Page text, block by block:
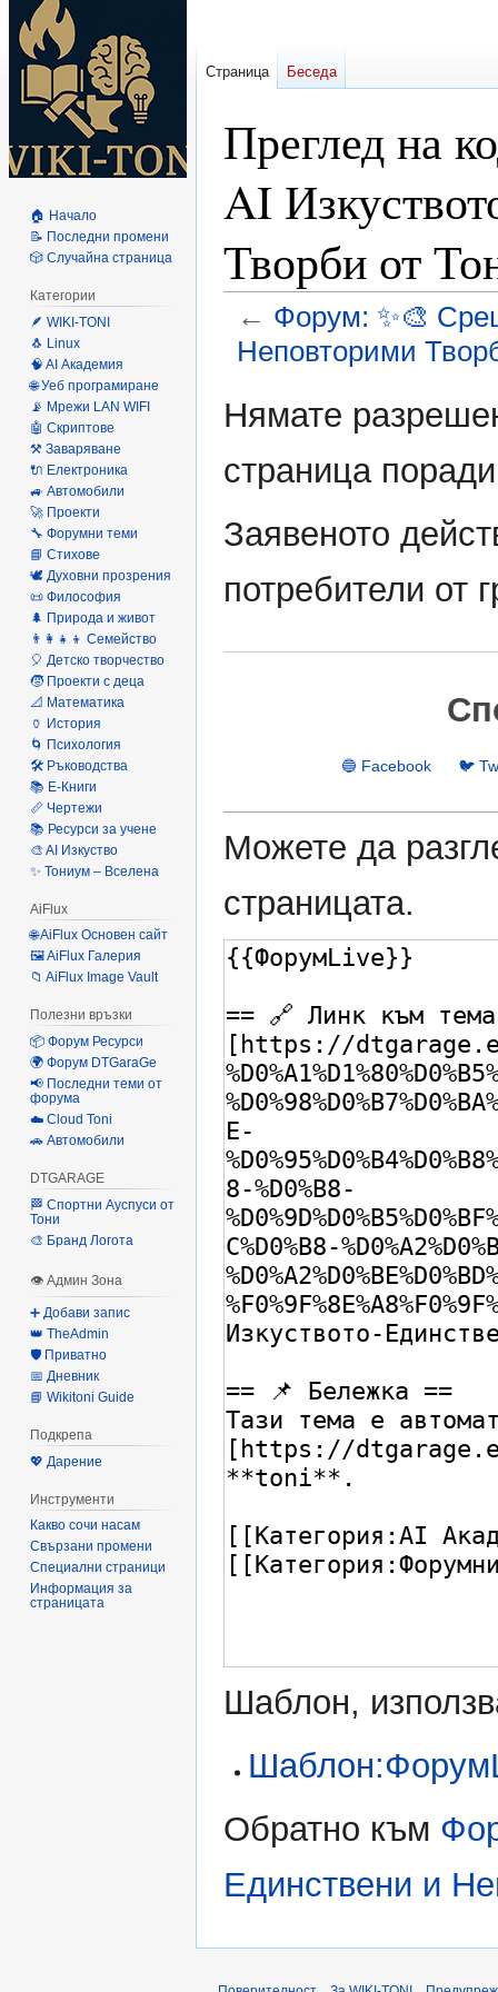
Преглед на
AI
Творби от
← Форум: ✨🎨
Неповторими
към
към
Нямате
страница
Заявеното
потребители от
🔵 Facebook 🐦
Можете да
страницата.
Шаблон,
Обратно към
Единствени и
Страница Беседа
🏠 Начало
📝 Последни промени
🎲 Случайна страница
Категории
🪶 WIKI-TONI
🐧 Linux
🧠 AI Академия
🌐 Уеб програмиране
📡 Мрежи LAN WIFI
🤖 Скриптове
⚒️ Заваряване
🔌 Електроника
🚙 Автомобили
🚀 Проекти
🔧 Форумни теми
📘 Стихове
🕊️ Духовни прозрения
📜 Философия
🌲 Природа и живот
👨‍👩‍👧‍👦 Семейство
🎈 Детско творчество
🧒 Проекти с деца
📐 Математика
🏺 История
🌀 Психология
🛠️ Ръководства
📚 Е-Книги
📏 Чертежи
📚 Ресурси за учене
🎨 AI Изкуство
✨ Тониум – Вселена
AiFlux
🌐 AiFlux Основен сайт
🖼️ AiFlux Галерия
📁 AiFlux Image Vault
Полезни връзки
📦 Форум Ресурси
🌍 Форум DTGaraGe
📢 Последни теми от
форума
☁️ Cloud Toni
🚗 Автомобили
DTGARAGE
🏁 Спортни Ауспуси от
Тони
🎨 Бранд Логота
👁 Админ Зона
➕ Добави запис
👑 TheAdmin
🛡️ Приватно
📅 Дневник
📘 Wikitoni Guide
Подкрепа
💖 Дарение
Инструменти
Какво сочи насам
Свързани промени
Специални страници
Информация за
страницата